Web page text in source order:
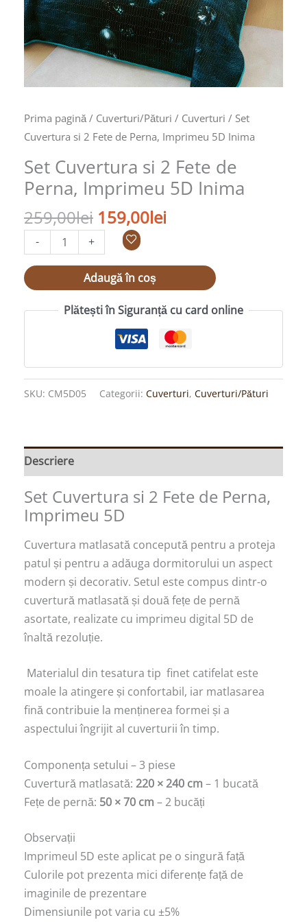
Prima pagină/ Cuverturi/Pături / Cuverturi / Set
Cuvertura si 2 Fete de Perna, Imprimeu 5D Inima
Set Cuvertura si 2 Fete de
Perna, Imprimeu 5D Inima
259,00lei 159,00lei
-
Inima
+
Adaugă în coș
Plătești în Siguranță cu card online
SKU: CM5D05 Categorii: Cuverturi, Cuverturi/Pături
Descriere
Set Cuvertura si 2 Fete de Perna,
Imprimeu 5D
Cuvertura matlasată concepută pentru a proteja
patul și pentru a adăuga dormitorului un aspect
modern și decorativ. Setul este compus dintr-o
cuvertură matlasată și două fețe de pernă
asortate, realizate cu imprimeu digital 5D de
înaltă rezoluție.
Materialul din tesatura tip finet catifelat este
moale la atingere și confortabil, iar matlasarea
fină contribuie la menținerea formei și a
aspectului îngrijit al cuverturii în timp.
Componența setului – 3 piese
Cuvertură matlasată: 220 × 240 cm – 1 bucată
Fețe de pernă: 50 × 70 cm – 2 bucăți
Observații
Imprimeul 5D este aplicat pe o singură față
Culorile pot prezenta mici diferențe față de
imaginile de prezentare
Dimensiunile pot varia cu ±5%